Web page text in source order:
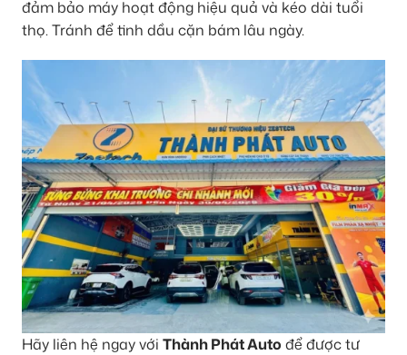
đảm bảo máy hoạt động hiệu quả và kéo dài tuổi
thọ. Tránh để tinh dầu cặn bám lâu ngày.
Hãy liên hệ ngay với Thành Phát Auto để được tư